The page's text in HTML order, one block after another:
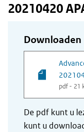
20210420
Downloaden
pdf - 21
De pdf kunt u
kunt u